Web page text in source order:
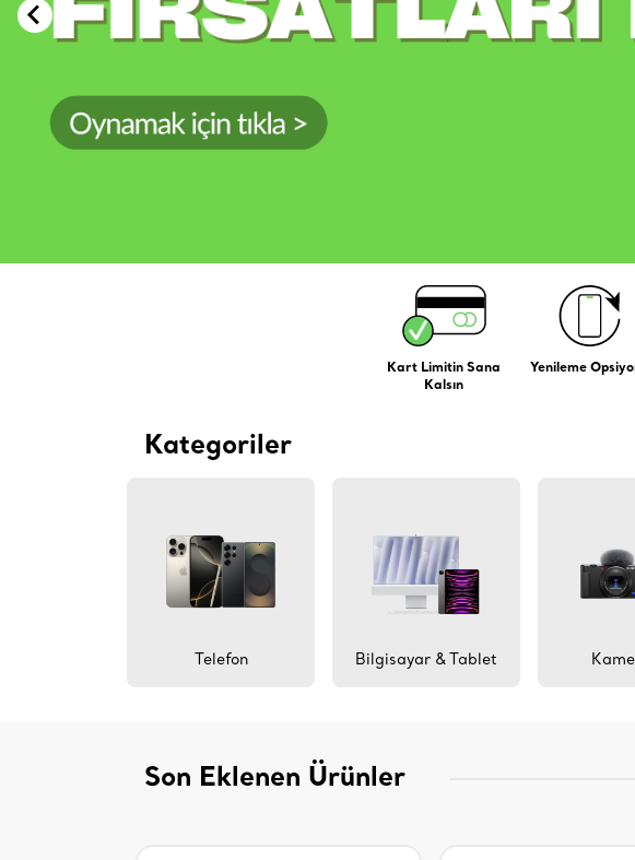
Kart Limitin Sana
Kalsın
Yenileme
Kategoriler
Telefon Bilgisayar & Tablet
Son Eklenen Ürünler